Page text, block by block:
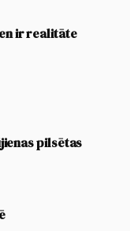
ir realitāte
pilsētas